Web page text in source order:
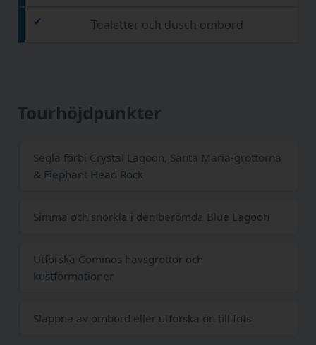
Toaletter och dusch ombord
Tourhöjdpunkter
Segla förbi Crystal Lagoon, Santa Maria-grottorna
& Elephant Head Rock
Simma och snorkla i den berömda Blue Lagoon
Utforska Cominos havsgrottor och
kustformationer
Slappna av ombord eller utforska ön till fots